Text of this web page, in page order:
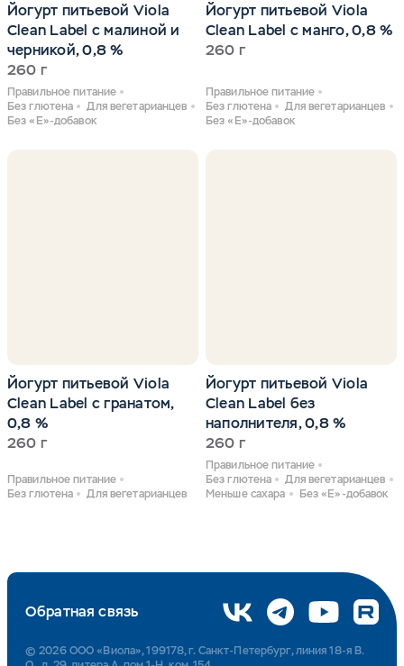
Йогурт питьевой Viola
Clean Label с малиной и
черникой, 0,8 %
260 г
Правильное питание
Без глютена
Для вегетарианцев
Без «Е»-добавок
Йогурт питьевой Viola
Clean Label с манго, 0,8 %
260 г
Правильное питание
Без глютена
Для вегетарианцев
Без «Е»-добавок
Йогурт питьевой Viola
Clean Label с гранатом,
0,8 %
260 г
Правильное питание
Без глютена
Для вегетарианцев
Йогурт питьевой Viola
Clean Label без
наполнителя, 0,8 %
260 г
Правильное питание
Без глютена
Для вегетарианцев
Меньше сахара
Без «Е»-добавок
Обратная связь
© 2026 ООО «Виола», 199178, г. Санкт-Петербург, линия 18-я В.